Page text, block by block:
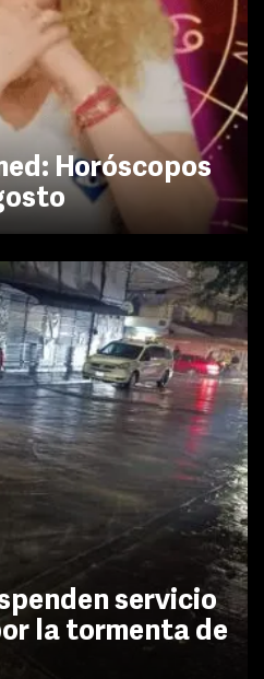
Horóscopos
servicio
la tormenta de